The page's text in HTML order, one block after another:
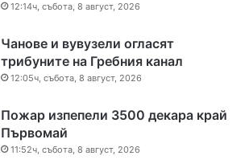
12:14ч, събота, 8 август, 2026
Чанове и вувузели огласят
трибуните на Гребния канал
12:05ч, събота, 8 август, 2026
Пожар изпепели 3500 декара край
Първомай
11:52ч, събота, 8 август, 2026